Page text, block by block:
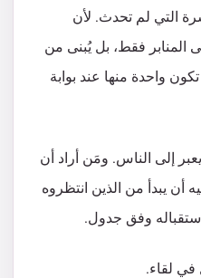
التي لم تحدث. لأن
المنابر فقط، بل يُبنى من
واحدة منها عند بوابة
إلى الناس. ومَن أراد أن
أن يبدأ من الذين انتظروه
وفق جدول.
في لقاء.